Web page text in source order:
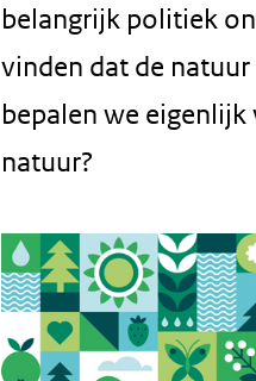
belangrijk politiek
vinden dat de
bepalen we eigenlijk
natuur?